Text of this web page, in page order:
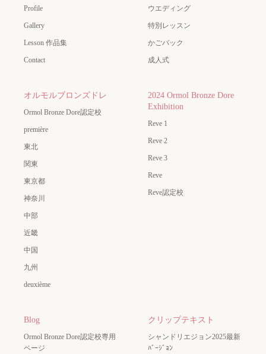
Profile
Gallery
Lesson 作品集
Contact
ウエディング
特別レッスン
かごバック
成人式
オルモルブロンズドレ
Ormol Bronze Dore認定校
première
東北
関東
東京都
神奈川
中部
近畿
中国
九州
deuxième
2024 Ormol Bronze Dore
Exhibition
Reve 1
Reve 2
Reve 3
Reve
Reve認定校
Blog
Ormol Bronze Dore認定校専用
ページ
クリップテキスト
シャンドリエジョン2025最新
ﾊﾞｰｼﾞｮﾝ